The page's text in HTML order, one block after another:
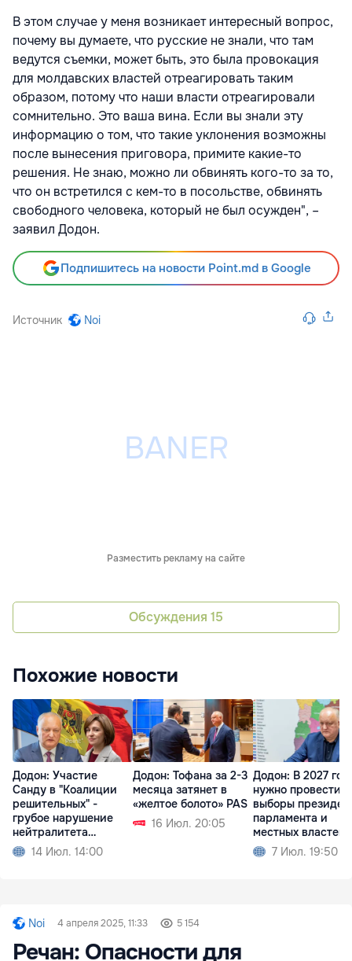
В этом случае у меня возникает интересный вопрос,
почему вы думаете, что русские не знали, что там
ведутся съемки, может быть, это была провокация
для молдавских властей отреагировать таким
образом, потому что наши власти отреагировали
сомнительно. Это ваша вина. Если вы знали эту
информацию о том, что такие уклонения возможны
после вынесения приговора, примите какие-то
решения. Не знаю, можно ли обвинять кого-то за то,
что он встретился с кем-то в посольстве, обвинять
свободного человека, который не был осужден", –
заявил Додон.
Подпишитесь на новости Point.md в Google
Источник Noi
Разместить рекламу на сайте
Обсуждения 15
Похожие новости
Додон: Участие
Санду в "Коалиции
решительных" -
грубое нарушение
нейтралитета
Молдовы
14 Июл. 14:00
Додон: Тофана за 2-3
месяца затянет в
«желтое болото» PAS
16 Июл. 20:05
Додон: В 2027
нужно провести
выборы
парламента и
местных властей
7 Июл. 19:50
Noi 4 апреля 2025, 11:33 5 154
Речан: Опасности для